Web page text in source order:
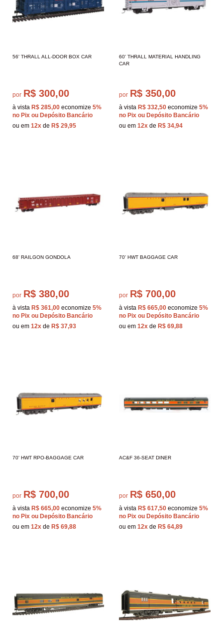
56' THRALL ALL-DOOR BOX CAR
por R$ 300,00
à vista R$ 285,00 economize 5%
no Pix ou Depósito Bancário
ou em 12x de R$ 29,95
60' THRALL MATERIAL HANDLING
CAR
por R$ 350,00
à vista R$ 332,50 economize 5%
no Pix ou Depósito Bancário
ou em 12x de R$ 34,94
68' RAILGON GONDOLA
por R$ 380,00
à vista R$ 361,00 economize 5%
no Pix ou Depósito Bancário
ou em 12x de R$ 37,93
70' HWT BAGGAGE CAR
por R$ 700,00
à vista R$ 665,00 economize 5%
no Pix ou Depósito Bancário
ou em 12x de R$ 69,88
70' HWT RPO-BAGGAGE CAR
por R$ 700,00
à vista R$ 665,00 economize 5%
no Pix ou Depósito Bancário
ou em 12x de R$ 69,88
AC&F 36-SEAT DINER
por R$ 650,00
à vista R$ 617,50 economize 5%
no Pix ou Depósito Bancário
ou em 12x de R$ 64,89